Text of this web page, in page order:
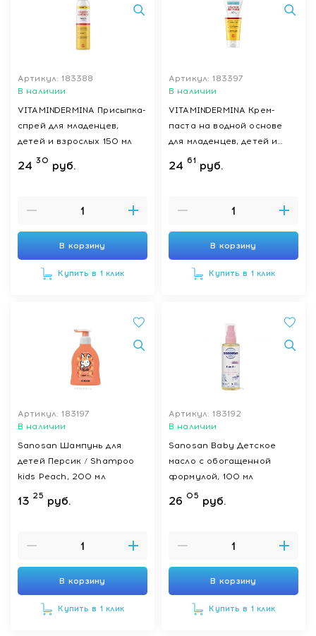
Артикул: 183388
В наличии
VITAMINDERMINA Присыпка-
спрей для младенцев,
детей и взрослых 150 мл
24 30 руб.
В корзину
Купить в 1 клик
Артикул: 183397
В наличии
VITAMINDERMINA Крем-
паста на водной основе
для младенцев, детей и
взрослых 100 мл
24 61 руб.
В корзину
Купить в 1 клик
Артикул: 183197
В наличии
Sanosan Шампунь для
детей Персик / Shampoo
kids Peach, 200 мл
13 25 руб.
В корзину
Купить в 1 клик
Артикул: 183192
В наличии
Sanosan Baby Детское
масло с обогащенной
формулой, 100 мл
26 05 руб.
В корзину
Купить в 1 клик